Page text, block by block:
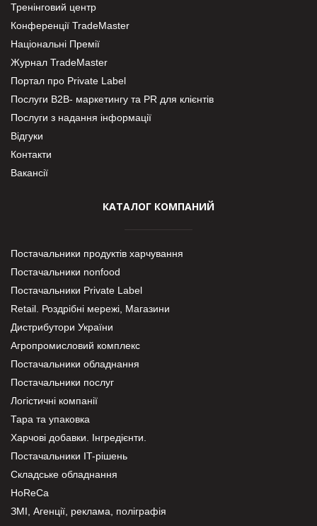
Тренінговий центр
Конференції TradeMaster
Національні Премії
Журнал TradeMaster
Портал про Private Label
Послуги В2В- маркетингу та PR для клієнтів
Послуги з надання інформації
Відгуки
Контакти
Вакансії
КАТАЛОГ КОМПАНИЙ
Постачальники продуктів харчування
Постачальники nonfood
Постачальники Private Label
Retail. Роздрібні мережі, Магазини
Дистрибутори України
Агропромисловий комплекс
Постачальники обладнання
Постачальники послуг
Логістичні компанії
Тара та упаковка
Харчові добавки. Інгредієнти.
Постачальники IT-рішень
Складське обладнання
HoReCa
ЗМІ, Агенції, реклама, поліграфія